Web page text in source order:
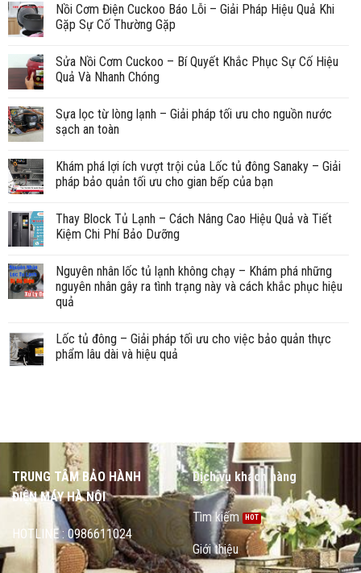
Nồi Cơm Điện Cuckoo Báo Lỗi – Giải Pháp Hiệu Quả Khi
Gặp Sự Cố Thường Gặp
Sửa Nồi Cơm Cuckoo – Bí Quyết Khắc Phục Sự Cố Hiệu
Quả Và Nhanh Chóng
Sựa lọc từ lòng lạnh – Giải pháp tối ưu cho nguồn nước
sạch an toàn
Khám phá lợi ích vượt trội của Lốc tủ đông Sanaky – Giải
pháp bảo quản tối ưu cho gian bếp của bạn
Thay Block Tủ Lạnh – Cách Nâng Cao Hiệu Quả và Tiết
Kiệm Chi Phí Bảo Dưỡng
Nguyên nhân lốc tủ lạnh không chạy – Khám phá những
nguyên nhân gây ra tình trạng này và cách khắc phục hiệu
quả
Lốc tủ đông – Giải pháp tối ưu cho việc bảo quản thực
phẩm lâu dài và hiệu quả
TRUNG TÂM BẢO HÀNH
ĐIỆN MÁY HÀ NỘI
HOTLINE : 0986611024
Dịch vụ khách hàng
Tìm kiếm
Giới thiệu